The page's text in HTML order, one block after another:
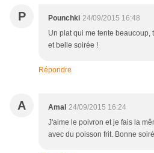
P Pounchki 24/09/2015 16:48
Un plat qui me tente beaucoup,
et belle soirée !
Répondre
A Amal 24/09/2015 16:24
J'aime le poivron et je fais la
avec du poisson frit. Bonne